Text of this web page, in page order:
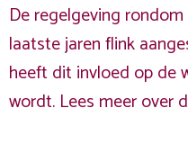
De regelgeving
laatste jaren flink
heeft dit invloed op de
wordt. Lees meer over